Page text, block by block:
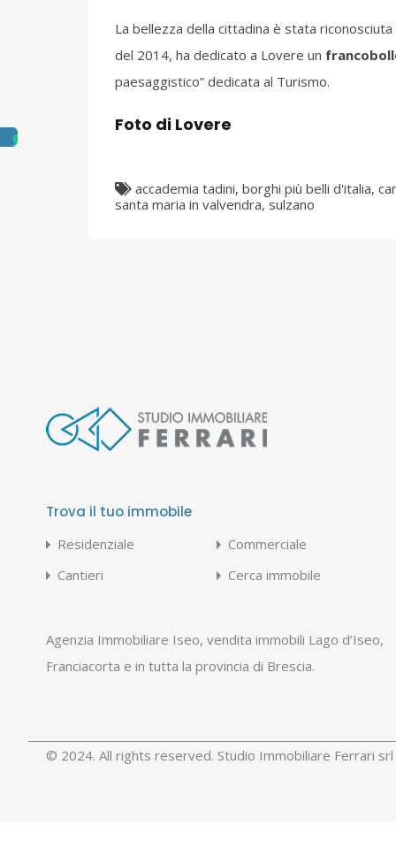
La bellezza della cittadina è stata
del 2014, ha dedicato a Lovere un
paesaggistico” dedicata al Turismo.
Foto di Lovere
accademia tadini, borghi più belli d'italia,
santa maria in valvendra, sulzano
Trova il tuo immobile
Residenziale
Commerciale
Cantieri
Cerca immobile
Agenzia Immobiliare Iseo, vendita immobili Lago d’Iseo,
Franciacorta e in tutta la provincia di Brescia.
© 2024. All rights reserved. Studio Immobiliare Ferrari